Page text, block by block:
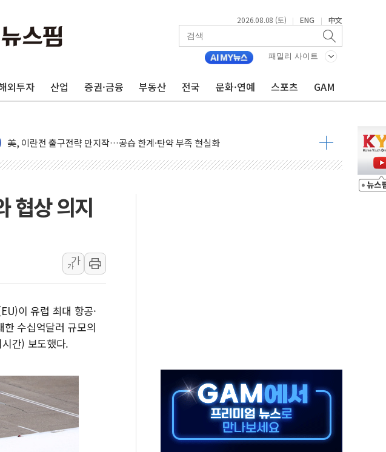
2026.08.08 (토) | ENG | 中文
패밀리 사이트
외투자 산업 증권·금융 부동산 전국 문화·연예 스포츠 GAM
김민석, 2주차 제주·인천 경선서 정청래에 승리...47.75% vs 42.08%
[속보] 민주, 제주·인천 경선 결과 발표...김민석 47.75% 정청래 42.08%
[속보] 민주, 인천 경선 결과 발표...김민석 45.09% 정청래 43.27% 송영길 11.63%
[속보] 민주, 제주 경선 결과 발표...김민석 52.64% 정청래 39.89% 송영길 7.47%
美, 이란전 출구전략 만지작…공습 한계·탄약 부족 현실화
강릉·동해·삼척 시간당 최대 50㎜ 폭우…강원 동해안 강한 비 이어져
서울 중랑구 주택가서 흉기 난동…60대 남성 2명 숨져
李대통령 "결혼 때문에 손해 보는 일 없게"…'결혼 페널티' 22개 과제 손본다
추미애, '위안부' 피해자 기림의 날 참석..."국제적 시민 연대로 목소리 내야"
인천 선재도 갯벌서 해루질 중 실종 60대 나흘만에 숨진 채 발견
인천서 말다툼 중 어머니 흉기 살해 10대 아들 체포
'화합' 꺼낸 김민석에 '뻔뻔' 받아친 정청래…제주 연설서 신경전 고조
李대통령, ISA 개편 재검토 지시…與 "적극 환영"·野 "졸속 국정"
동해중부 전 해상 풍랑주의보…10일까지 최대 3.5m 높은 물결
中 전방위 아파트 부양, 수도 베이징도 부동산 규제 철폐
인제 용대리 계곡서 수위 상승으로 피서객 7명 고립…전원 구조
협상 의지
가
가
이 유럽 최대 항공·
수십억달러 규모의
간) 보도했다.